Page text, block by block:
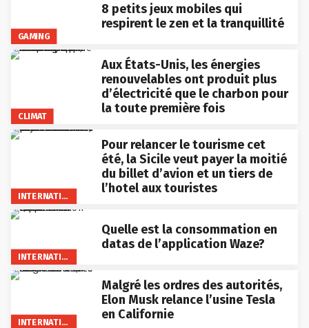
GAMING
8 petits jeux mobiles qui
respirent le zen et la tranquillité
CLIMAT
Aux États-Unis, les énergies
renouvelables ont produit plus
d’électricité que le charbon pour
la toute première fois
INTERNATIONAL
Pour relancer le tourisme cet
été, la Sicile veut payer la moitié
du billet d’avion et un tiers de
l’hotel aux touristes
INTERNATIONAL
Quelle est la consommation en
datas de l’application Waze?
INTERNATIONAL
Malgré les ordres des autorités,
Elon Musk relance l’usine Tesla
en Californie